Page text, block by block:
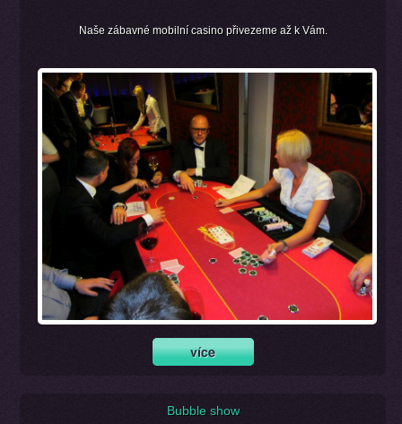
Naše zábavné mobilní casino přivezeme až k Vám.
Bubble show